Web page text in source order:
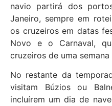
navio partirá dos
Janeiro, sempre em
os cruzeiros em datas
Novo e o Carnaval,
cruzeiros de uma
No restante da
visitam Búzios ou
incluírem um dia de